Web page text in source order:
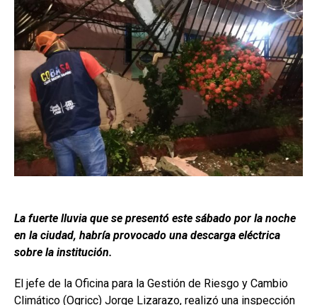
La fuerte lluvia que se presentó este sábado por la noche
en la ciudad, habría provocado una descarga eléctrica
sobre la institución.
El jefe de la Oficina para la Gestión de Riesgo y Cambio
Climático (Ogricc) Jorge Lizarazo, realizó una inspección